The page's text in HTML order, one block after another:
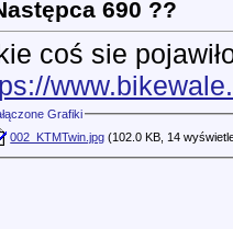
690 ??
coś sie
Grafiki
002_KTMTwin.jpg (102.0 KB, 14